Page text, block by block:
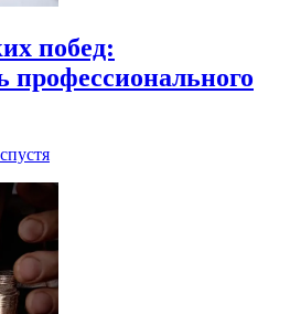
побед:
профессионального